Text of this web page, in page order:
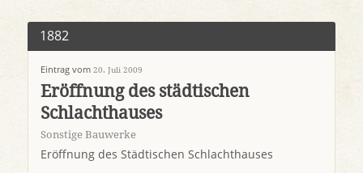
1882
Eintrag vom 20. Juli 2009
Eröffnung des städtischen
Schlachthauses
Sonstige Bauwerke
Eröffnung des Städtischen Schlachthauses